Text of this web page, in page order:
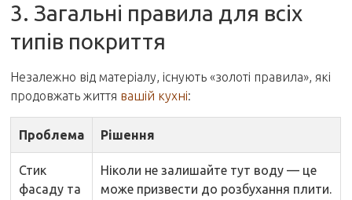
3. Загальні правила для всіх
типів покриття
Незалежно від матеріалу, існують «золоті правила», які
продовжать життя вашій кухні:
Проблема Рішення
Стик
фасаду та
Ніколи не залишайте тут воду — це
може призвести до розбухання плити.